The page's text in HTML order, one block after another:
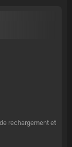
rechargement et